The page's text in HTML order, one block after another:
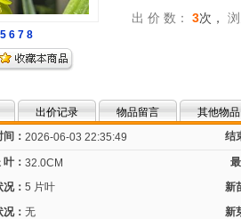
5 6 7 8
出 价 数：
3次，
出价记录 物品留言
其他物品
： 2026-06-03 22:35:49 结
： 32.0CM
： 5 片叶
新
： 无
新